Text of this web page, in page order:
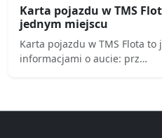
Karta pojazdu w TMS
jednym miejscu
Karta pojazdu w TMS Flota
informacjami o aucie: prz…